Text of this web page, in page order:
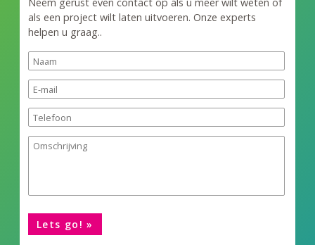
als een project wilt laten uitvoeren. Onze experts
helpen u graag..